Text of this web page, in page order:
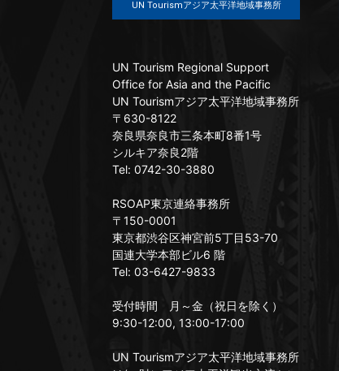
UN Tourismアジア太平洋地域事務所
UN Tourism Regional Support
Office for Asia and the Pacific
UN Tourismアジア太平洋地域事務所
〒630-8122
奈良県奈良市三条本町8番1号
シルキア奈良2階
Tel: 0742-30-3880
RSOAP東京連絡事務所
〒150-0001
東京都渋谷区神宮前5丁目53-70
国連大学本部ビル6 階
Tel: 03-6427-9833
受付時間 月～金（祝日を除く）
9:30-12:00, 13:00-17:00
UN Tourismアジア太平洋地域事務所